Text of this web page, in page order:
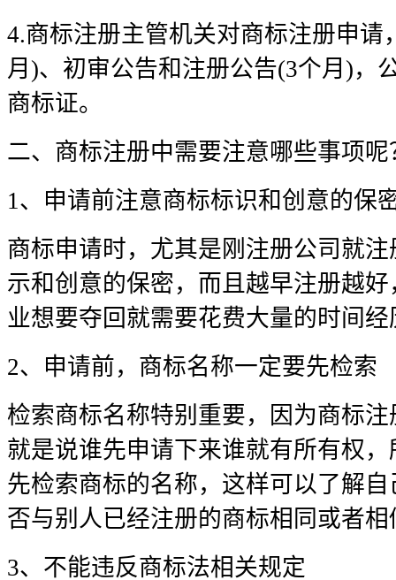
4.商标注册主管机关对商标注册申
月)、初审公告和注册公告(3个月)，
商标证。
二、商标注册中需要注意哪些事项呢
1、申请前注意商标标识和创意的保
商标申请时，尤其是刚注册公司就
示和创意的保密，而且越早注册越
业想要夺回就需要花费大量的时间经
2、申请前，商标名称一定要先检索
检索商标名称特别重要，因为商标
就是说谁先申请下来谁就有所有权
先检索商标的名称，这样可以了解
否与别人已经注册的商标相同或者
3、不能违反商标法相关规定